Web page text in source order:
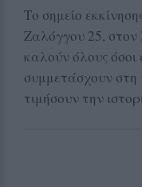
Το σημείο
Ζαλόγγου 25, στον
καλούν όλους
συμμετάσχουν στη
τιμήσουν την